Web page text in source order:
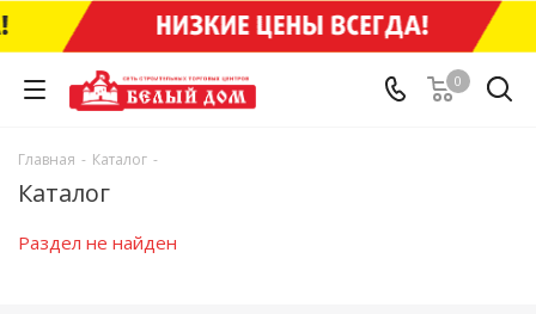
0
Главная - Каталог -
Каталог
Раздел не найден